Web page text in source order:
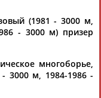
)
(1981 - 3000 м,
- 3000 м) призер
многоборье,
3000 м, 1984-1986 -